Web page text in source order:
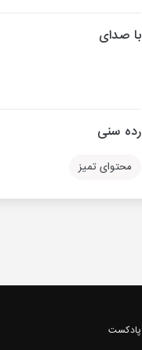
با صدای
رده سنی
محتوای تمیز
پادکست